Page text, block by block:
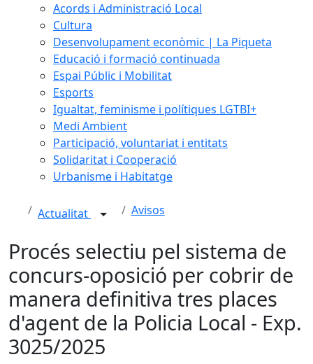
Acords i Administració Local
Cultura
Desenvolupament econòmic | La Piqueta
Educació i formació continuada
Espai Públic i Mobilitat
Esports
Igualtat, feminisme i polítiques LGTBI+
Medi Ambient
Participació, voluntariat i entitats
Solidaritat i Cooperació
Urbanisme i Habitatge
Actualitat Avisos
Procés selectiu pel sistema de
concurs-oposició per cobrir de
manera definitiva tres places
d'agent de la Policia Local - Exp.
3025/2025